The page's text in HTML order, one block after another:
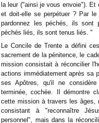
la leur ("ainsi je vous envoie").
et doit-elle se perpétuer ? Par
pardonnez les péchés, ils
péchés liés, ils sont tenus liés. "
Le Concile de Trente a défini
sacrement de la pénitence, le
mission consistait à réconcilier
actions immédiatement après sa
ses Apôtres, qu'il ne
terminée, cochée. Il démontre
cette mission à travers les âges,
consistant à "reconnaître
personnel", mais dans la